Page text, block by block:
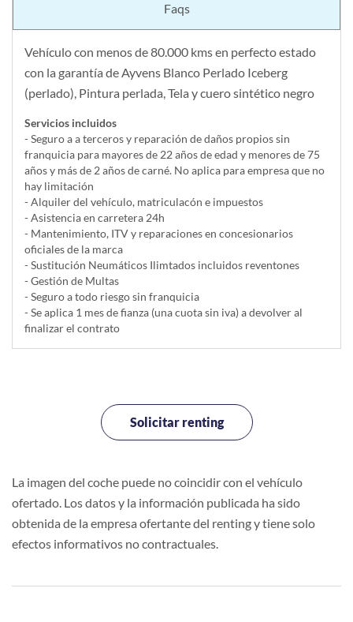
Faqs
Vehículo con menos de 80.000 kms en perfecto estado
con la garantía de Ayvens Blanco Perlado Iceberg
(perlado), Pintura perlada, Tela y cuero sintético negro
Servicios incluidos
- Seguro a a terceros y reparación de daños propios sin
franquicia para mayores de 22 años de edad y menores de 75
años y más de 2 años de carné. No aplica para empresa que no
hay limitación
- Alquiler del vehí­culo, matriculacón e impuestos
- Asistencia en carretera 24h
- Mantenimiento, ITV y reparaciones en concesionarios
oficiales de la marca
- Sustitución Neumáticos Ilimtados incluidos reventones
- Gestión de Multas
- Seguro a todo riesgo sin franquicia
- Se aplica 1 mes de fianza (una cuota sin iva) a devolver al
finalizar el contrato
Solicitar renting
La imagen del coche puede no coincidir con el vehículo
ofertado. Los datos y la información publicada ha sido
obtenida de la empresa ofertante del renting y tiene solo
efectos informativos no contractuales.